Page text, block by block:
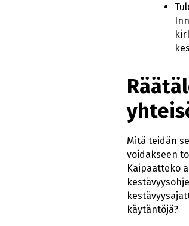
Mitä teidän
voidakseen
Kaipaatteko
käytäntöjä?